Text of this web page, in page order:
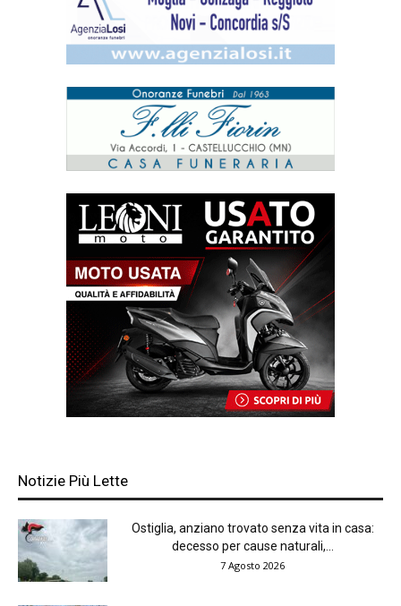
Notizie Più Lette
Ostiglia, anziano trovato senza vita in casa:
decesso per cause naturali,...
7 Agosto 2026